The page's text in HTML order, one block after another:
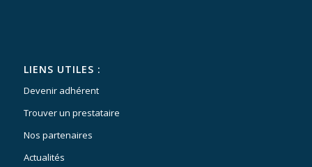
LIENS UTILES :
Devenir adhérent
Trouver un prestataire
Nos partenaires
Actualités